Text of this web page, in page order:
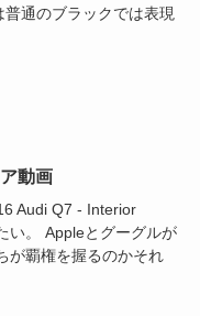
通のブラックでは表現
動画
Audi Q7 - Interior
い。 Appleとグーグルが
が覇権を握るのかそれ